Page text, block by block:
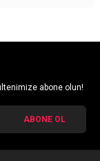
abone olun!
ABONE OL